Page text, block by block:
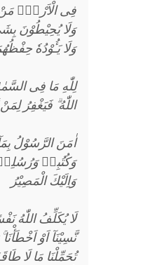
فِى الْاَرْضِۗ مَنْ
وَلَا يُحِيْطُوْنَ
وَلَا يَـُٔوْدُهٗ
لِلّٰهِ مَا فِى
اللّٰهُ ۗ فَيَغْفِرُ
اٰمَنَ الرَّسُوْلُ
وَكُتُبِهٖ وَرُسُلِهٖۗ
وَاِلَيْكَ الْمَصِيْرُ
لَا يُكَلِّفُ اللّٰهُ
نَّسِيْنَآ اَوْ
تُحَمِّلْنَا مَا لَا